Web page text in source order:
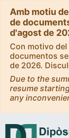
Amb motiu
de
d'agost de
Con motivo
documentos
de 2026.
Due to the
resume
any